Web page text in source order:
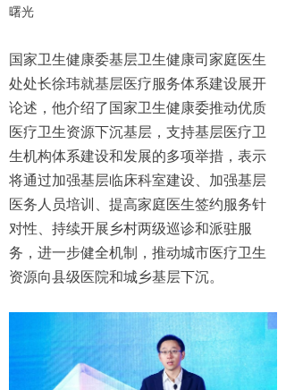
曙光
国家卫生健康委基层卫生健康司家庭医生
处处长徐玮就基层医疗服务体系建设展开
论述，他介绍了国家卫生健康委推动优质
医疗卫生资源下沉基层，支持基层医疗卫
生机构体系建设和发展的多项举措，表示
将通过加强基层临床科室建设、加强基层
医务人员培训、提高家庭医生签约服务针
对性、持续开展乡村两级巡诊和派驻服
务，进一步健全机制，推动城市医疗卫生
资源向县级医院和城乡基层下沉。